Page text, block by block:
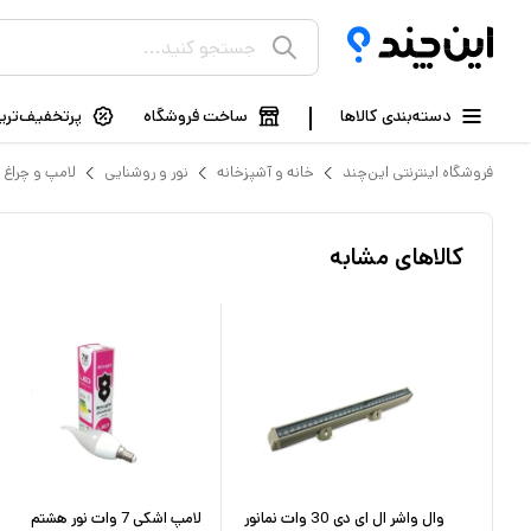
دسته‌بندی کالاها ساخت فروشگاه
فروشگاه اینترنتی این‌چند خانه و آشپزخانه نور و روشنایی لامپ و چراغ
کالاهای مشابه
وال واشر ال ای دی 30 وات نمانور
لامپ اشكی 7 وات نور هشتم